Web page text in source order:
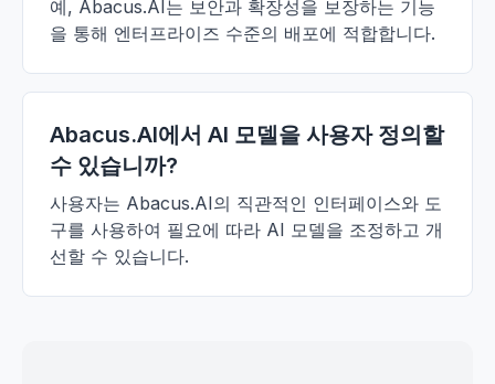
예, Abacus.AI는 보안과 확장성을 보장하는 기능
을 통해 엔터프라이즈 수준의 배포에 적합합니다.
Abacus.AI에서 AI 모델을 사용자 정의할
수 있습니까?
사용자는 Abacus.AI의 직관적인 인터페이스와 도
구를 사용하여 필요에 따라 AI 모델을 조정하고 개
선할 수 있습니다.